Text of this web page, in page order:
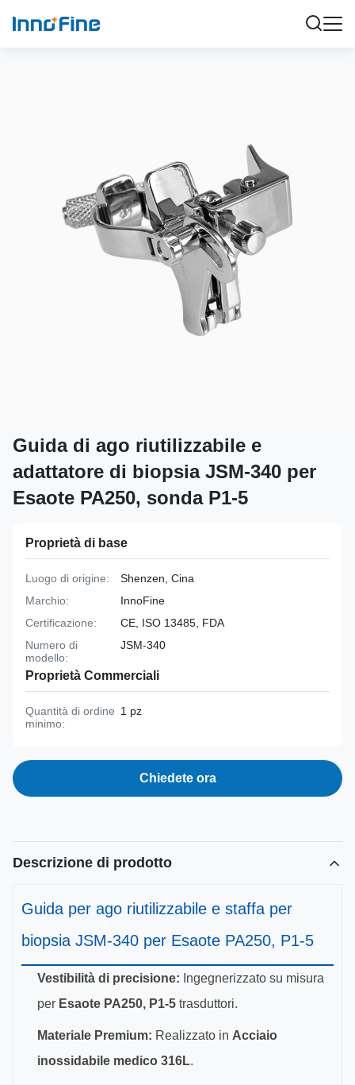
Guida di ago riutilizzabile e
adattatore di biopsia JSM-340 per
Esaote PA250, sonda P1-5
Proprietà di base
Luogo di origine:
Shenzen, Cina
Marchio:
InnoFine
Certificazione:
CE, ISO 13485, FDA
Numero di
modello:
JSM-340
Proprietà Commerciali
Quantità di ordine
minimo:
1 pz
Chiedete ora
Descrizione di prodotto
Guida per ago riutilizzabile e staffa per
biopsia JSM-340 per Esaote PA250, P1-5
Vestibilità di precisione: Ingegnerizzato su misura
per Esaote PA250, P1-5 trasduttori.
Materiale Premium: Realizzato in Acciaio
inossidabile medico 316L.